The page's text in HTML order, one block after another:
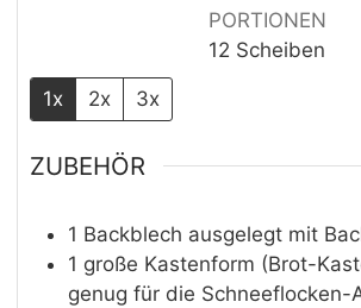
PORTIONEN
12 Scheiben
1x 2x 3x
ZUBEHÖR
1 Backblech ausgelegt mit
1 große Kastenform (Brot-
genug für die Schneeflocken-